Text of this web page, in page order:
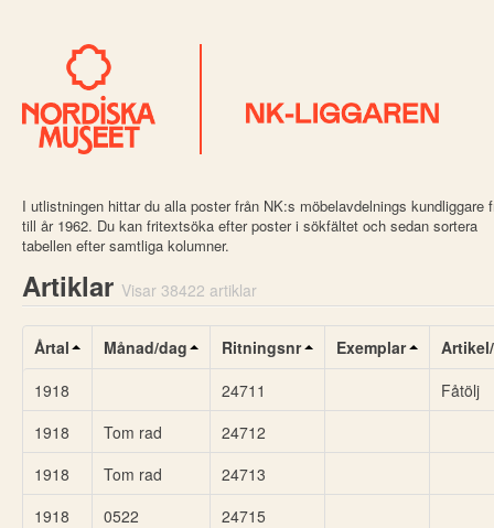
I utlistningen hittar du alla poster från NK:s möbelavdelnings kundliggare
till år 1962. Du kan fritextsöka efter poster i sökfältet och sedan sortera
tabellen efter samtliga kolumner.
Artiklar Visar 38422 artiklar
Årtal Månad/dag Ritningsnr Exemplar
1918
24711
Fåtölj
1918
Tom rad
24712
1918
Tom rad
24713
1918
0522
24715